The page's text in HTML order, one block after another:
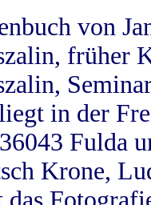
von
früher
in der
Fulda
Krone,